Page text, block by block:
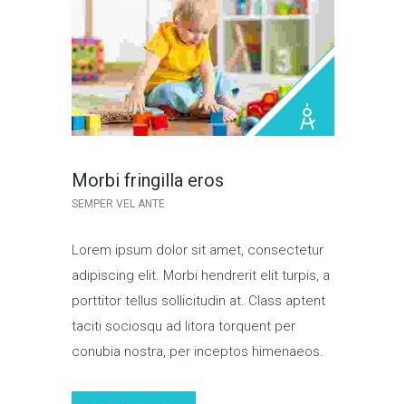
Morbi fringilla eros
SEMPER VEL ANTE
Lorem ipsum dolor sit amet, consectetur
adipiscing elit. Morbi hendrerit elit turpis, a
porttitor tellus sollicitudin at. Class aptent
taciti sociosqu ad litora torquent per
conubia nostra, per inceptos himenaeos.